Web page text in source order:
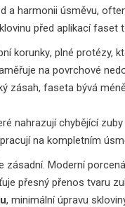
a harmonii úsměvu,
před aplikací faset
korunky, plné protézy,
na povrchové
zásah, faseta bývá
nahrazují chybějící
na kompletním
zásadní. Moderní
přesný přenos tvaru
, minimální úpravu